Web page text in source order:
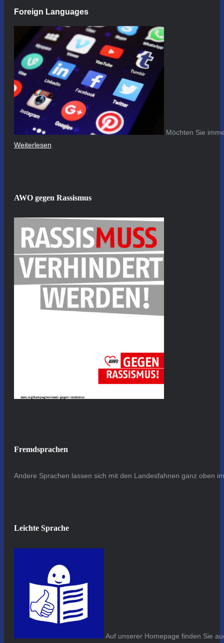
Foreign Languages
Möchten Sie
Weiterlesen
AWO gegen Rassismus
Fremdsprachen
Andere Sprachen lassen sich mit den Landesfahnen ganz oben
Leichte Sprache
Auf unserer Homepage finden Sie